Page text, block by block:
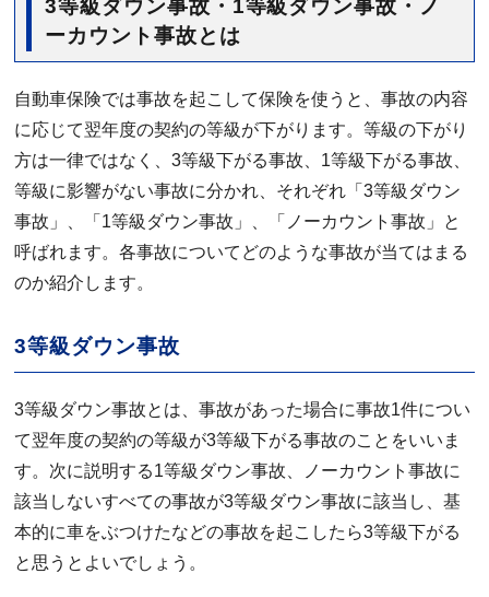
3等級ダウン事故・1等級ダウン事故・ノ
ーカウント事故とは
自動車保険では事故を起こして保険を使うと、事故の内容
に応じて翌年度の契約の等級が下がります。等級の下がり
方は一律ではなく、3等級下がる事故、1等級下がる事故、
等級に影響がない事故に分かれ、それぞれ「3等級ダウン
事故」、「1等級ダウン事故」、「ノーカウント事故」と
呼ばれます。各事故についてどのような事故が当てはまる
のか紹介します。
3等級ダウン事故
3等級ダウン事故とは、事故があった場合に事故1件につい
て翌年度の契約の等級が3等級下がる事故のことをいいま
す。次に説明する1等級ダウン事故、ノーカウント事故に
該当しないすべての事故が3等級ダウン事故に該当し、基
本的に車をぶつけたなどの事故を起こしたら3等級下がる
と思うとよいでしょう。